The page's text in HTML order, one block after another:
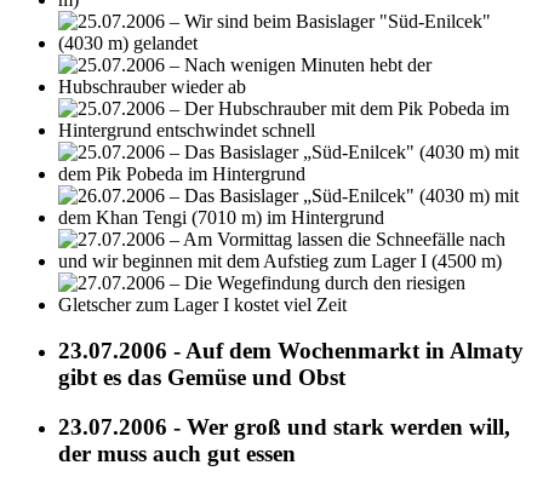
23.07.2006 - Auf dem Wochenmarkt in Almaty
gibt es das Gemüse und Obst
23.07.2006 - Wer groß und stark werden will,
der muss auch gut essen